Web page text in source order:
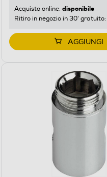
Acquisto online: disponibile
Ritiro in negozio in 30' gratuito:
AGGIUNGI